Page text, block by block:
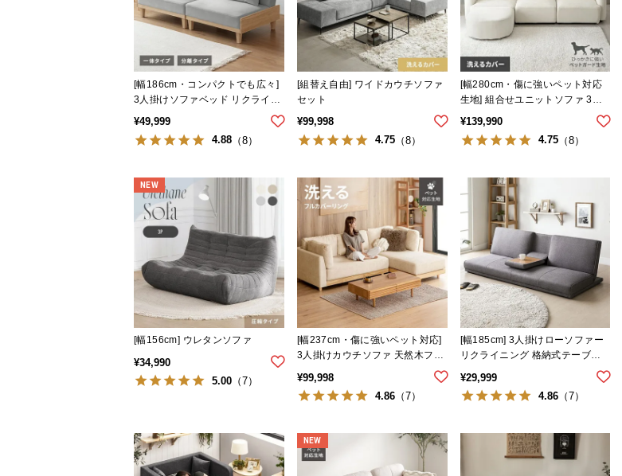
[幅186cm・コンパクトでも広々]
3人掛けソファベッド リクライニ
¥49,999
4.88 （8）
[組替え自由] ワイドカウチソファ
セット
¥99,998
4.75（8）
[幅280cm・傷に強いペット対応
生地] 組合せユニットソファ 3人4
¥139,990
4.75（8）
[幅156cm] ウレタンソファ
¥34,990
5.00 （7）
NEW
[幅237cm・傷に強いペット対応]
3人掛けカウチソファ 天然木フレ
¥99,998
4.86（7）
[幅185cm] 3人掛けローソファー
リクライニング 格納式テーブル
¥29,999
4.86（7）
NEW